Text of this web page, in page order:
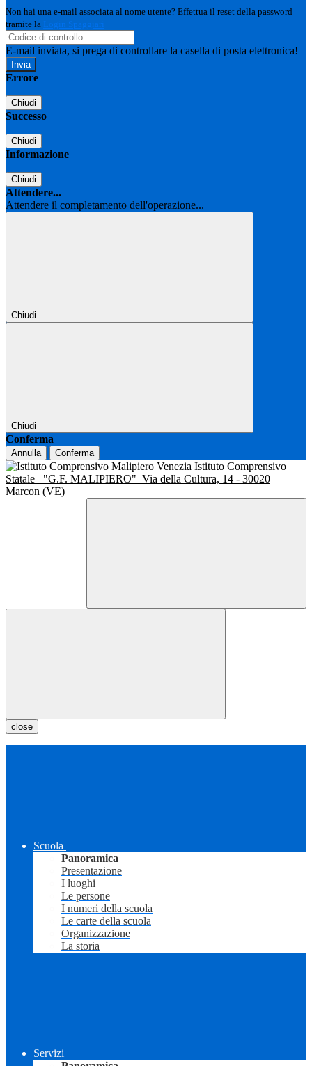
Non hai una e-mail associata al nome utente? Effettua il reset della password
tramite la Login Spaggiari
E-mail inviata, si prega di controllare la casella di posta elettronica!
Errore
Chiudi
Successo
Chiudi
Informazione
Chiudi
Attendere...
Attendere il completamento dell'operazione...
Chiudi
Chiudi
Conferma
Annulla Conferma
Istituto Comprensivo
Statale
"G.F. MALIPIERO" Via della Cultura, 14 - 30020
Marcon (VE)
close
Scuola
Panoramica
Presentazione
I luoghi
Le persone
I numeri della scuola
Le carte della scuola
Organizzazione
La storia
Servizi